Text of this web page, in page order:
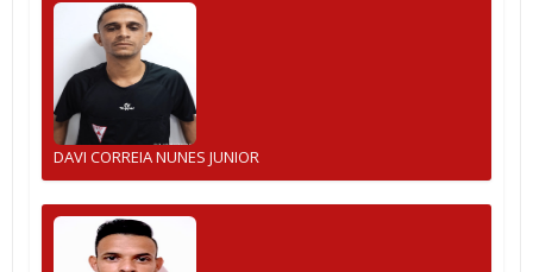
DAVI CORREIA NUNES JUNIOR